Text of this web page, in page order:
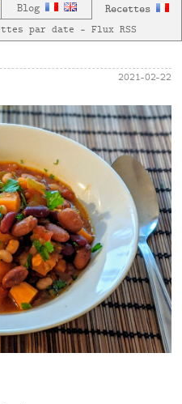
Blog Recettes
par date — Flux RSS
2021-02-22